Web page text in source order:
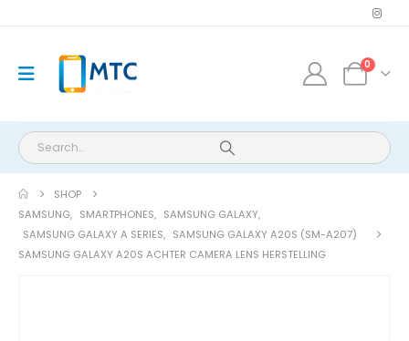
0
SHOP
SAMSUNG, SMARTPHONES, SAMSUNG GALAXY,
SAMSUNG GALAXY A SERIES, SAMSUNG GALAXY A20S (SM-A207)
SAMSUNG GALAXY A20S ACHTER CAMERA LENS HERSTELLING